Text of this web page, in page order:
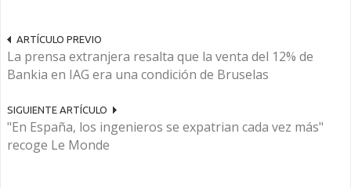
ARTÍCULO PREVIO
La prensa extranjera resalta que la venta del 12% de
Bankia en IAG era una condición de Bruselas
SIGUIENTE ARTÍCULO
"En España, los ingenieros se expatrian cada vez más"
recoge Le Monde